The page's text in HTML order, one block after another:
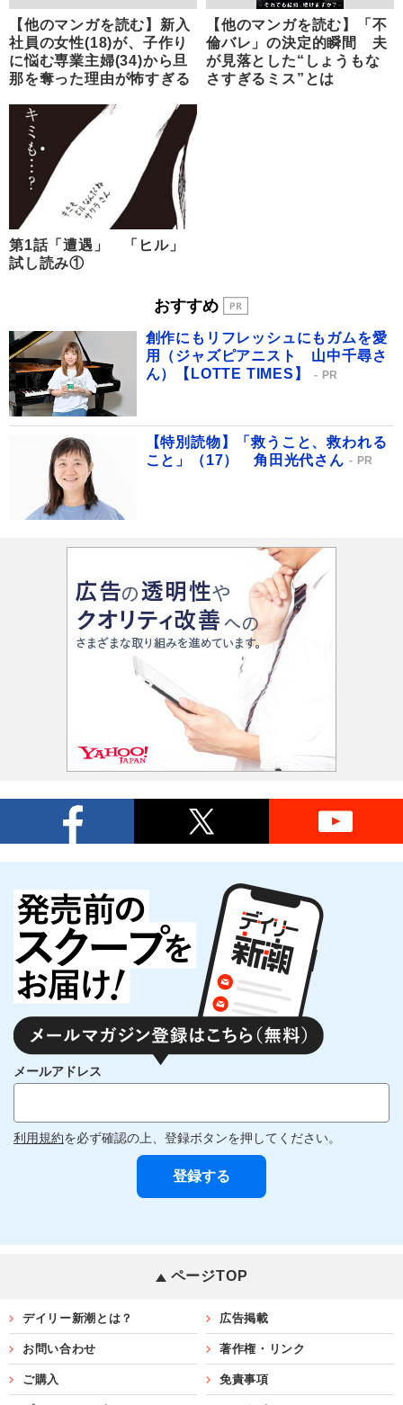
【他のマンガを読む】新入
社員の女性(18)が、子作り
に悩む専業主婦(34)から旦
那を奪った理由が怖すぎる
【他のマンガを読む】「不
倫バレ」の決定的瞬間 夫
が見落とした“しょうもな
さすぎるミス”とは
第1話「遭遇」 「ヒル」
試し読み①
おすすめ
創作にもリフレッシュにもガムを愛
用（ジャズピアニスト 山中千尋さ
ん）【LOTTE TIMES】
PR
【特別読物】「救うこと、救われる
こと」（17） 角田光代さん
PR
メールアドレス
利用規約を必ず確認の上、登録ボタンを押してください。
ページTOP
デイリー新潮とは？ 広告掲載
お問い合わせ 著作権・リンク
ご購入 免責事項